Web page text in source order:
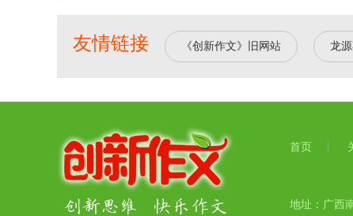
友情链接 《创新作文》旧网站 龙
首页
地址：广西